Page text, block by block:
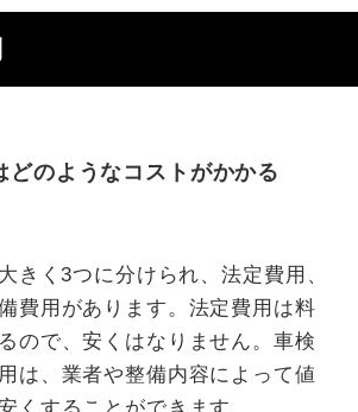
どのようなコストがかかる
きく3つに分けられ、法定費用、
費用があります。法定費用は料
ので、安くはなりません。車検
は、業者や整備内容によって値